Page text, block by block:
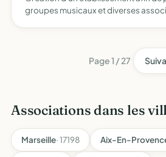
groupes musicaux et diverses
Page 1 / 27
Associations dans les
Marseille· 17198 Aix-En-